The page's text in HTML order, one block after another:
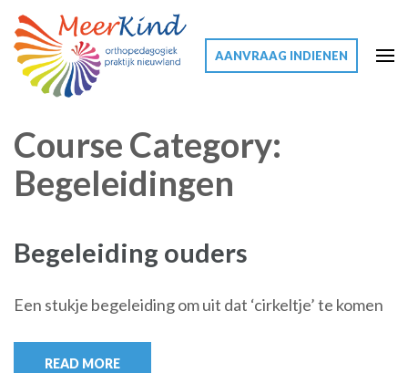
AANVRAAG INDIENEN
Course Category:
Begeleidingen
Begeleiding ouders
Een stukje begeleiding om uit dat ‘cirkeltje’ te komen
READ MORE